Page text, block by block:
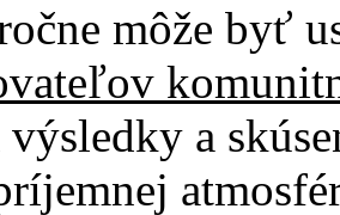
môže byť
výsledky a